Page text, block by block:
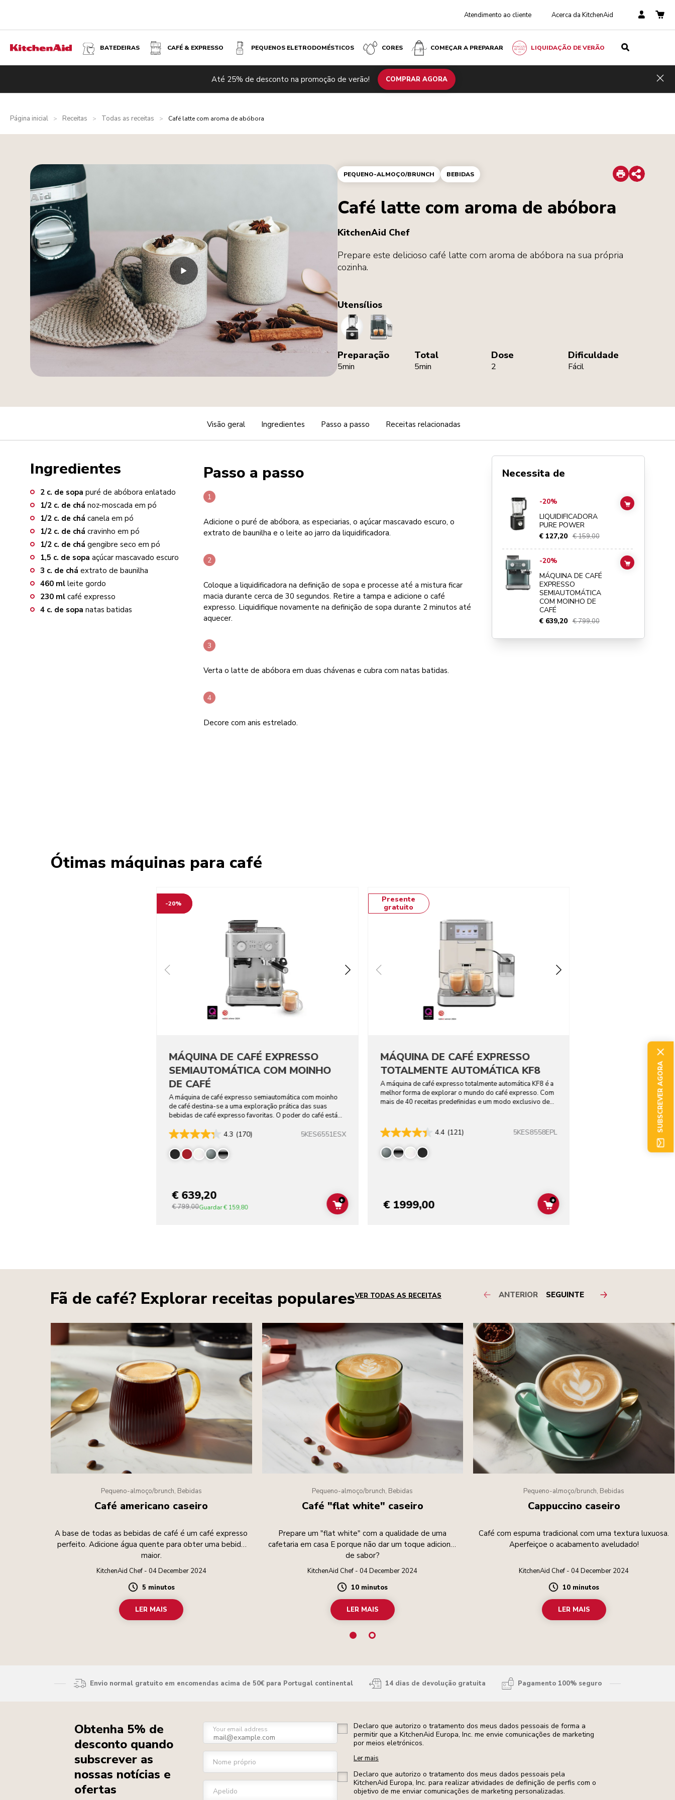
Atendimento ao cliente Acerca da KitchenAid
BATEDEIRAS CAFÉ & EXPRESSO PEQUENOS ELETRODOMÉSTICOS CORES COMEÇAR A PREPARAR LIQUIDAÇÃO DE VERÃO
Até 25% de desconto na promoção de verão! COMPRAR AGORA
Página inicial > Receitas > Todas as receitas > Café latte com aroma de abóbora
PEQUENO-ALMOÇO/BRUNCH BEBIDAS Print
Share
Café latte com aroma de abóbora
KitchenAid Chef
Prepare este delicioso café latte com aroma de abóbora na sua própria
cozinha.
Utensílios
BlenderCoffeeMachine
Preparação
5min
Total
5min
Dose
2
Dificuldade
Fácil
Visão geral Ingredientes Passo a passo Receitas relacionadas
Ingredientes
2 c. de sopa puré de abóbora enlatado
1/2 c. de chá noz-moscada em pó
1/2 c. de chá canela em pó
1/2 c. de chá cravinho em pó
1/2 c. de chá gengibre seco em pó
1,5 c. de sopa açúcar mascavado escuro
3 c. de chá extrato de baunilha
460 ml leite gordo
230 ml café expresso
4 c. de sopa natas batidas
Passo a passo
Adicione o puré de abóbora, as especiarias, o açúcar mascavado escuro, o
extrato de baunilha e o leite ao jarro da liquidificadora.
Coloque a liquidificadora na definição de sopa e processe até a mistura ficar
macia durante cerca de 30 segundos. Retire a tampa e adicione o café
expresso. Liquidifique novamente na definição de sopa durante 2 minutos até
aquecer.
Verta o latte de abóbora em duas chávenas e cubra com natas batidas.
Decore com anis estrelado.
Necessita de
Go toLiquidificadora Pure Power details page
-20%
LIQUIDIFICADORA
PURE POWER
€ 127,20 € 159,00
ADD TO CART
Go toMáquina de café expresso semiautomática com
-20%
MÁQUINA DE CAFÉ
EXPRESSO
SEMIAUTOMÁTICA
COM MOINHO DE
CAFÉ
€ 639,20 € 799,00
ADD TO CART
Ótimas máquinas para café
-20%
MÁQUINA DE CAFÉ EXPRESSO
SEMIAUTOMÁTICA COM MOINHO
DE CAFÉ
A máquina de café expresso semiautomática com moinho
de café destina-se a uma exploração prática das suas
bebidas de café expresso favoritas. O poder do café está
4.3 (170) 5KES6551ESX
€ 639,20
€ 799,00Guardar€ 159,80 ADD TO CART
+
Presente
gratuito
MÁQUINA DE CAFÉ EXPRESSO
TOTALMENTE AUTOMÁTICA KF8
A máquina de café expresso totalmente automática KF8 é a
melhor forma de explorar o mundo do café expresso. Com
mais de 40 receitas predefinidas e um modo exclusivo de
4.4 (121) 5KES8558EPL
€ 1999,00 ADD TO CART
+
Fã de café? Explorar receitas popularesVER TODAS AS RECEITAS ANTERIOR SEGUINTE
Pequeno-almoço/brunch, Bebidas
Café americano caseiro
A base de todas as bebidas de café é um café expresso
perfeito. Adicione água quente para obter uma bebida
maior.
KitchenAid Chef - 04 December 2024
Duration
5 minutos
LER MAIS
Pequeno-almoço/brunch, Bebidas
Café "flat white" caseiro
Prepare um "flat white" com a qualidade de uma
cafetaria em casa E porque não dar um toque adicional
de sabor?
KitchenAid Chef - 04 December 2024
Duration
10 minutos
LER MAIS
Pequeno-almoço/brunch, Bebidas
Cappuccino caseiro
Café com espuma tradicional com uma textura luxuosa.
Aperfeiçoe o acabamento aveludado!
KitchenAid Chef - 04 December 2024
Duration
10 minutos
LER MAIS
Envio normal gratuito em encomendas acima de 50€ para Portugal continental 14 dias de devolução gratuita Pagamento 100% seguro
Obtenha 5% de
desconto quando
subscrever as
nossas notícias e
ofertas
Your email address
Nome próprio
Apelido
Declaro que autorizo o tratamento dos meus dados pessoais de forma a
permitir que a KitchenAid Europa, Inc. me envie comunicações de marketing
por meios eletrónicos.
Ler mais
Declaro que autorizo o tratamento dos meus dados pessoais pela
KitchenAid Europa, Inc. para realizar atividades de definição de perfis com o
objetivo de me enviar comunicações de marketing personalizadas.
SUBSCREVER AGORA